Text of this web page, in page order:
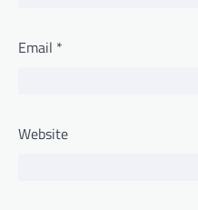
Email *
Website